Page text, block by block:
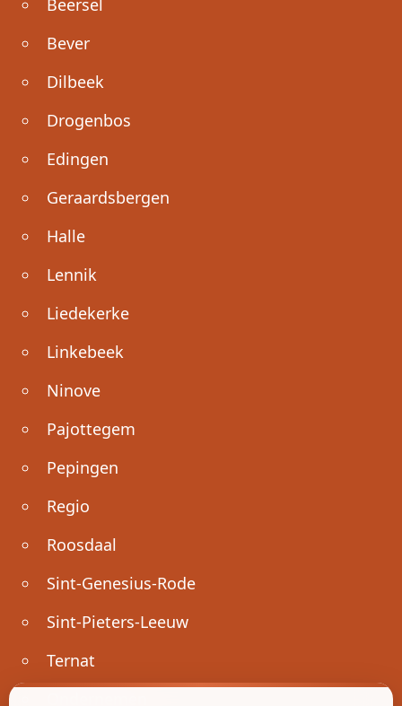
Beersel
Bever
Dilbeek
Drogenbos
Edingen
Geraardsbergen
Halle
Lennik
Liedekerke
Linkebeek
Ninove
Pajottegem
Pepingen
Regio
Roosdaal
Sint-Genesius-Rode
Sint-Pieters-Leeuw
Ternat